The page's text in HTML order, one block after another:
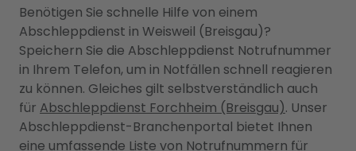
Benötigen Sie schnelle Hilfe von einem
Abschleppdienst in Weisweil (Breisgau)?
Speichern Sie die Abschleppdienst Notrufnummer
in Ihrem Telefon, um in Notfällen schnell reagieren
zu können. Gleiches gilt selbstverständlich auch
für Abschleppdienst Forchheim (Breisgau). Unser
Abschleppdienst-Branchenportal bietet Ihnen
eine umfassende Liste von Notrufnummern für